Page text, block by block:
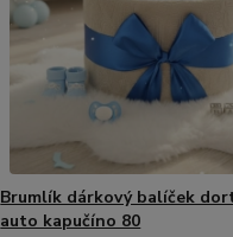
Brumlík dárkový balíček
auto kapučíno 80